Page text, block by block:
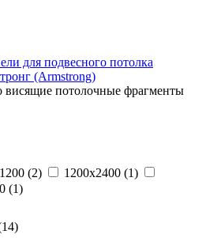
для подвесного потолка
(Armstrong)
висящие потолочные фрагменты
(2) 1200x2400 (1)
(1)
14)